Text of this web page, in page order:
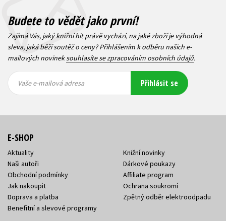
Budete to vědět jako první!
Zajímá Vás, jaký knižní hit právě vychází, na jaké zboží je výhodná
sleva, jaká běží soutěž o ceny? Přihlášením k odběru našich e-
mailových novineksouhlasíte se zpracováním osobních údajů.
mailová
mailová
Vaše e-mailová adresa Přihlásit se
E-SHOP
Aktuality
Naši autoři
Obchodní podmínky
Jak nakoupit
Doprava a platba
Benefitní a slevové programy
Knižní novinky
Dárkové poukazy
Affiliate program
Ochrana soukromí
Zpětný odběr elektroodpadu